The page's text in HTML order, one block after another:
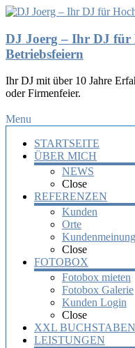
DJ Joerg – Ihr DJ für
Betriebsfeiern
Ihr DJ mit über 10 Jahre
oder Firmenfeier.
Menu
STARTSEITE
ÜBER MICH
NEWS
Close
REFERENZEN
Kunden
Orte
Close
FOTOBOX
Fotobox mieten
Fotobox Galerie
Kunden Login
Close
XXL BUCHSTABEN
LEISTUNGEN